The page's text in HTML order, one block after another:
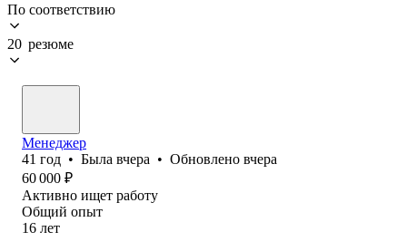
По соответствию
20 резюме
Менеджер
41 год • Была вчера • Обновлено вчера
60 000 ₽
Активно ищет работу
Общий опыт
16 лет